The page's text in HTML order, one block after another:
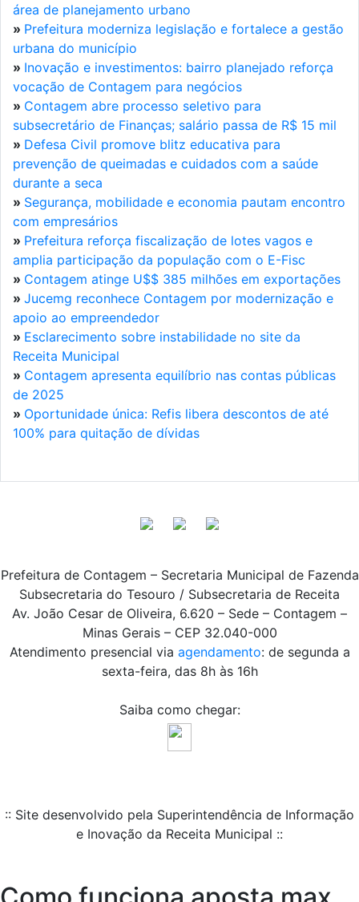
área de planejamento urbano
» Prefeitura moderniza legislação e fortalece a gestão
urbana do município
» Inovação e investimentos: bairro planejado reforça
vocação de Contagem para negócios
» Contagem abre processo seletivo para
subsecretário de Finanças; salário passa de R$ 15 mil
» Defesa Civil promove blitz educativa para
prevenção de queimadas e cuidados com a saúde
durante a seca
» Segurança, mobilidade e economia pautam encontro
com empresários
» Prefeitura reforça fiscalização de lotes vagos e
amplia participação da população com o E-Fisc
» Contagem atinge U$$ 385 milhões em exportações
» Jucemg reconhece Contagem por modernização e
apoio ao empreendedor
» Esclarecimento sobre instabilidade no site da
Receita Municipal
» Contagem apresenta equilíbrio nas contas públicas
de 2025
» Oportunidade única: Refis libera descontos de até
100% para quitação de dívidas
Prefeitura de Contagem – Secretaria Municipal de Fazenda
Subsecretaria do Tesouro / Subsecretaria de Receita
Av. João Cesar de Oliveira, 6.620 – Sede – Contagem –
Minas Gerais – CEP 32.040-000
Atendimento presencial via agendamento: de segunda a
sexta-feira, das 8h às 16h
Saiba como chegar:
:: Site desenvolvido pela Superintendência de Informação
e Inovação da Receita Municipal ::